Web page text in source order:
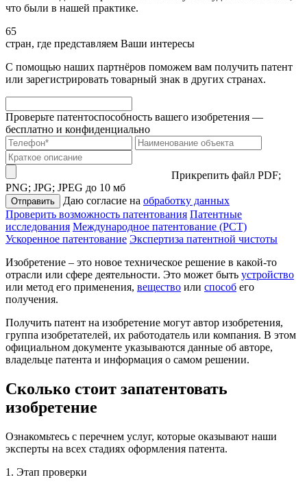
что были в нашей практике.
65
стран, где представляем Ваши интересы
С помощью наших партнёров поможем вам получить патент
или зарегистрировать товарный знак в других странах.
Проверьте патентоспособность вашего изобретения —
бесплатно и конфиденциально
Прикрепить файл PDF;
PNG; JPG; JPEG до 10 мб
Отправить Даю согласие на обработку данных
Проверить возможность патентования Патентные
исследования Международное патентование (PCT)
Ускоренное патентование Экспертиза патентной чистоты
Изобретение – это новое техническое решение в какой-то
отрасли или сфере деятельности. Это может быть устройство
или метод его применения, вещество или способ его
получения.
Получить патент на изобретение могут автор изобретения,
группа изобретателей, их работодатель или компания. В этом
официальном документе указываются данные об авторе,
владельце патента и информация о самом решении.
Сколько стоит запатентовать
изобретение
Ознакомьтесь с перечнем услуг, которые оказывают наши
эксперты на всех стадиях оформления патента.
1. Этап проверки